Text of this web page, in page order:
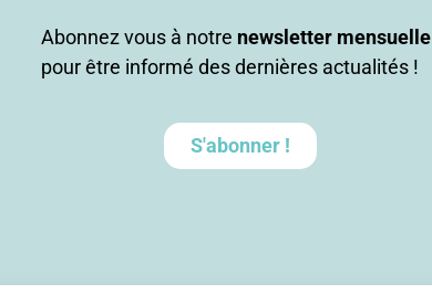
Abonnez vous à notre newsletter mensuelle
pour être informé des dernières actualités !
S'abonner !